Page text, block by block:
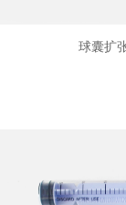
球囊扩